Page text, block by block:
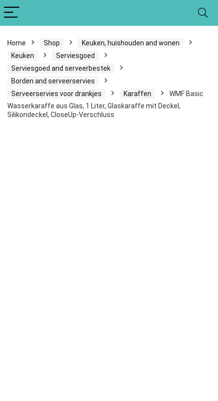
Home Shop
Keuken, huishouden and wonen
Keuken
Serviesgoed
Serviesgoed and serveerbestek
Borden and serveerservies
Serveerservies voor drankjes
Karaffen
WMF Basic
Wasserkaraffe aus Glas, 1 Liter, Glaskaraffe mit Deckel,
Silikondeckel, CloseUp-Verschluss